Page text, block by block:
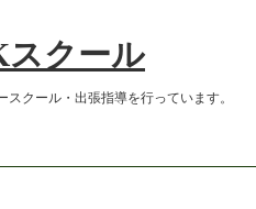
スクール
クール・出張指導を行っています。